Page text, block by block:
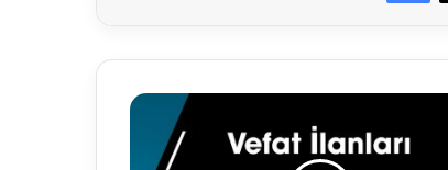
10.12.2020
VEFAT
İLANLARI